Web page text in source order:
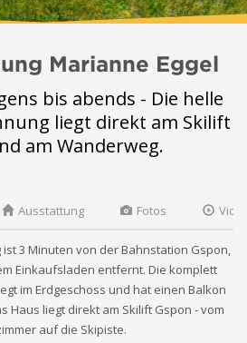
Marianne Eggel
bis abends - Die helle
liegt direkt am Skilift
am Wanderweg.
Ausstattung Fotos
3 Minuten von der Bahnstation Gspon,
Einkaufsladen entfernt. Die komplett
im Erdgeschoss und hat einen Balkon
Haus liegt direkt am Skilift Gspon - vom
auf die Skipiste.